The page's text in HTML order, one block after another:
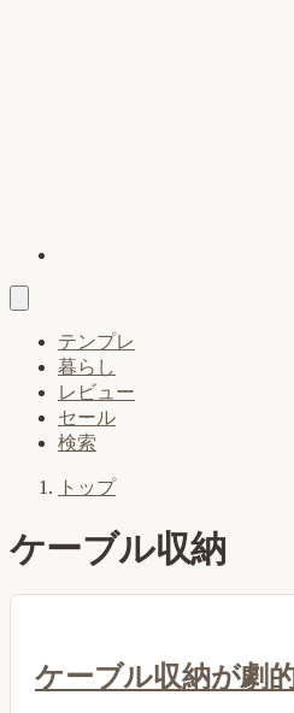
テンプレ
暮らし
レビュー
セール
検索
トップ
ケーブル収納
ケーブル収納が劇